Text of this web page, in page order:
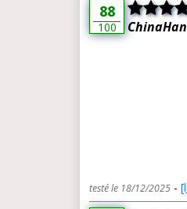
88
100
testé le 18/12/2025 -